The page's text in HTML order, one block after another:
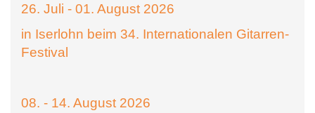
26. Juli - 01. August 2026
in Iserlohn beim 34. Internationalen Gitarren-
Festival
08. - 14. August 2026